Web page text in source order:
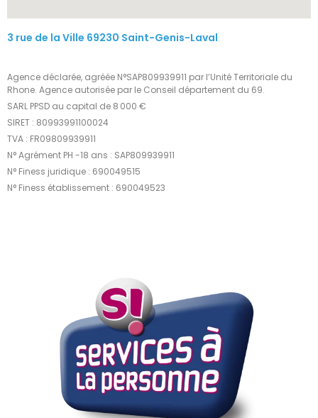
3 rue de la Ville 69230 Saint-Genis-Laval
Agence déclarée, agréée N°SAP809939911 par l’Unité Territoriale du
Rhone. Agence autorisée par le Conseil département du 69.
SARL PPSD au capital de 8 000 €
SIRET : 80993991100024
TVA : FR09809939911
N° Agrément PH -18 ans : SAP809939911
N° Finess juridique : 690049515
N° Finess établissement : 690049523